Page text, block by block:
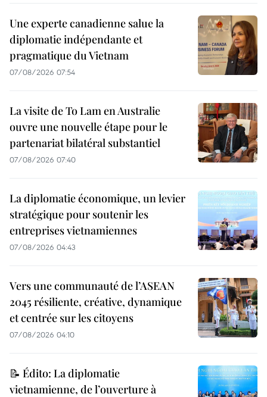
Une experte canadienne salue la
diplomatie indépendante et
pragmatique du Vietnam
07/08/2026 07:54
La visite de To Lam en Australie
ouvre une nouvelle étape pour le
partenariat bilatéral substantiel
07/08/2026 07:40
La diplomatie économique, un levier
stratégique pour soutenir les
entreprises vietnamiennes
07/08/2026 04:43
Vers une communauté de l’ASEAN
2045 résiliente, créative, dynamique
et centrée sur les citoyens
07/08/2026 04:10
📝 Édito: La diplomatie
vietnamienne, de l’ouverture à